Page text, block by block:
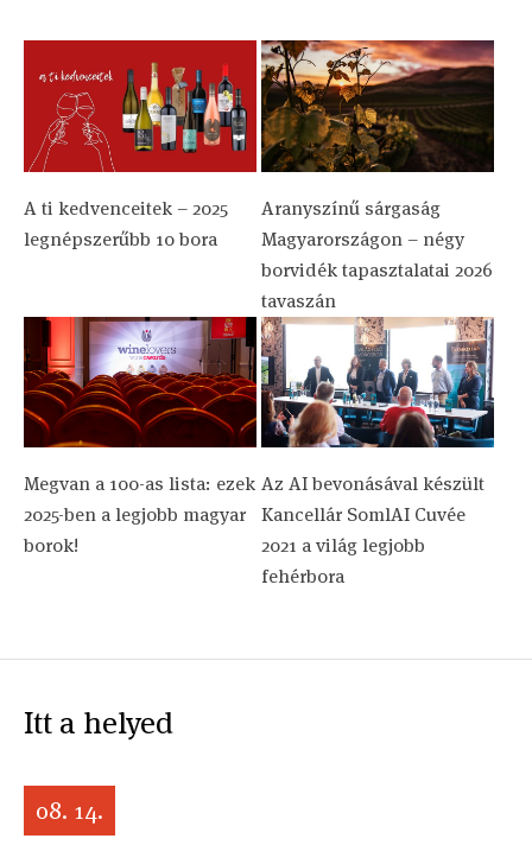
A ti kedvenceitek – 2025
legnépszerűbb 10 bora
Aranyszínű sárgaság
Magyarországon – négy
borvidék tapasztalatai 2026
tavaszán
Megvan a 100-as lista: ezek
2025-ben a legjobb magyar
borok!
Az AI bevonásával készült
Kancellár SomlAI Cuvée
2021 a világ legjobb
fehérbora
Itt a helyed
08. 14.